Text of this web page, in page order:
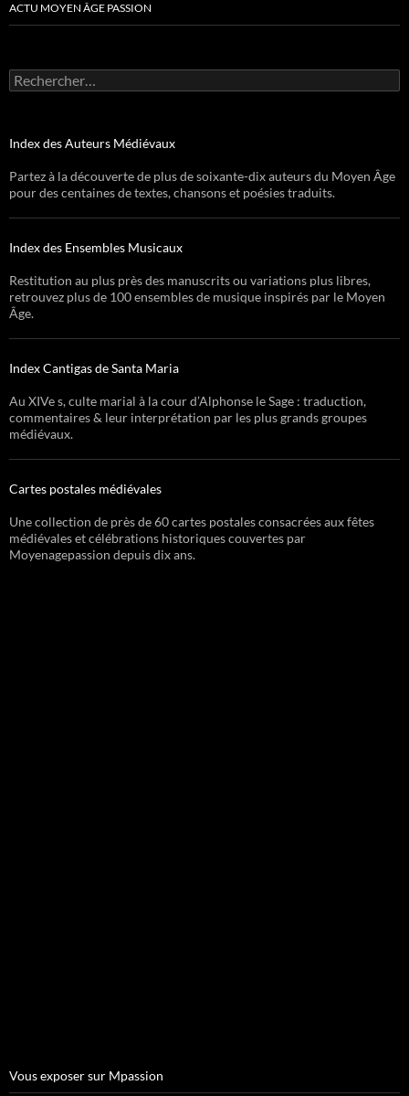
ACTU MOYEN ÂGE PASSION
Rechercher :
Index des Auteurs Médiévaux
Partez à la découverte de plus de soixante-dix auteurs du Moyen Âge
pour des centaines de textes, chansons et poésies traduits.
Index des Ensembles Musicaux
Restitution au plus près des manuscrits ou variations plus libres,
retrouvez plus de 100 ensembles de musique inspirés par le Moyen
Âge.
Index Cantigas de Santa Maria
Au XIVe s, culte marial à la cour d’Alphonse le Sage : traduction,
commentaires & leur interprétation par les plus grands groupes
médiévaux.
Cartes postales médiévales
Une collection de près de 60 cartes postales consacrées aux fêtes
médiévales et célébrations historiques couvertes par
Moyenagepassion depuis dix ans.
Vous exposer sur Mpassion